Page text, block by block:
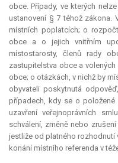
obce. Případy, ve kterých
ustanovení § 7 téhož zákona.
místních poplatcích; o
obce a o jejich vnitřním
místostarosty, členů rady
zastupitelstva obce a
obce; o otázkách, v nichž by
obyvateli poskytnutá
případech, kdy se o
uzavření veřejnoprávních
schválení, změně nebo
jestliže od platného rozhodnutí
konání místního referenda v